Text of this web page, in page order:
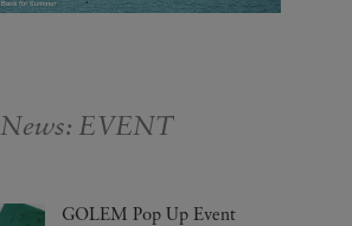
News: EVENT
GOLEM Pop Up Event